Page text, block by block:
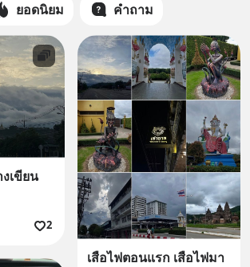
ยอดนิยม คำถาม
เขียน
2
เสือไฟตอนแรก เสือไฟมา